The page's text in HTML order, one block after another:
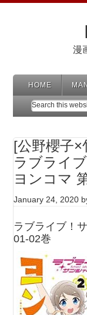
漫
HOME
[公野櫻子×
ラブライ
ヨンコマ
January 24, 2020
ラブライブ！
01-02巻